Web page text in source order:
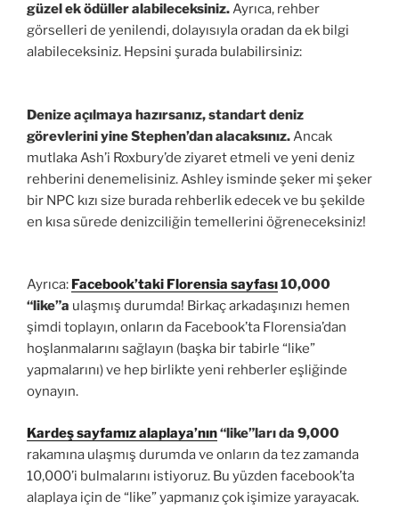
güzel ek ödüller alabileceksiniz.Ayrıca, rehber
görselleri de yenilendi, dolayısıyla oradan da ek bilgi
alabileceksiniz. Hepsini şurada bulabilirsiniz:
Denize açılmaya hazırsanız, standart deniz
görevlerini yine Stephen’dan alacaksınız.Ancak
mutlaka Ash’i Roxbury’de ziyaret etmeli ve yeni deniz
rehberini denemelisiniz. Ashley isminde şeker mi şeker
bir NPC kızı size burada rehberlik edecek ve bu şekilde
en kısa sürede denizciliğin temellerini öğreneceksiniz!
Ayrıca: Facebook’taki Florensia sayfası10,000
“like”a ulaşmış durumda! Birkaç arkadaşınızı hemen
şimdi toplayın, onların da Facebook’ta Florensia’dan
hoşlanmalarını sağlayın (başka bir tabirle “like”
yapmalarını) ve hep birlikte yeni rehberler eşliğinde
oynayın.
Kardeş sayfamız alaplaya’nın“like”ları da 9,000
rakamına ulaşmış durumda ve onların da tez zamanda
10,000’i bulmalarını istiyoruz. Bu yüzden facebook’ta
alaplaya için de “like” yapmanız çok işimize yarayacak.